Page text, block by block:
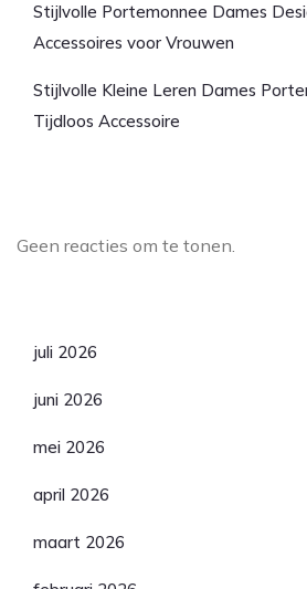
Stijlvolle Portemonnee Dames
Accessoires voor Vrouwen
Stijlvolle Kleine Leren Dames
Tijdloos Accessoire
Geen reacties om te tonen.
juli 2026
juni 2026
mei 2026
april 2026
maart 2026